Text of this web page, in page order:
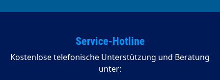
Service-Hotline
Kostenlose telefonische Unterstützung und Beratung
unter: